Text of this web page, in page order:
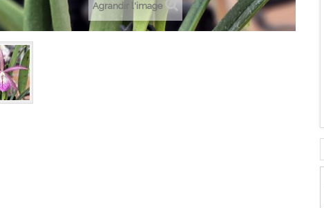
Agrandir l'image